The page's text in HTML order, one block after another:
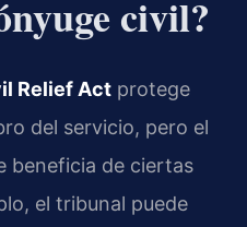
civil?
Relief Act protege
del servicio, pero el
beneficia de ciertas
el tribunal puede